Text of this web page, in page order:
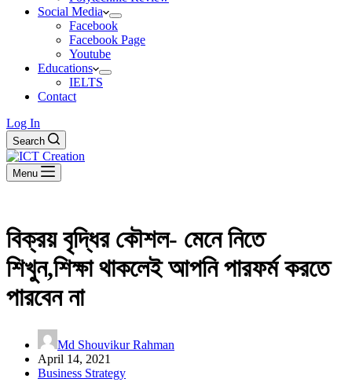
Social Media
Facebook
Facebook Page
Youtube
Educations
IELTS
Contact
Log In
Search
Menu
বিক্রয় বৃদ্ধির কৌশল- মেনে নিতে
শিখুন,শিক্ষা থাকলেই আপনি পারফর্ম করতে
পারবেন না
Md Shouvikur Rahman
April 14, 2021
Business Strategy